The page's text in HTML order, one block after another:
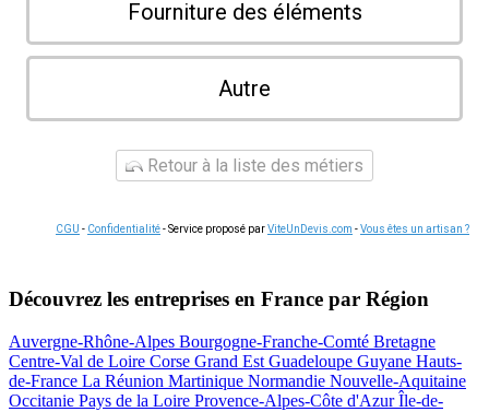
Fourniture des éléments
Autre
Retour à la liste des métiers
CGU - Confidentialité- Service proposé parViteUnDevis.com -Vous êtes un artisan ?
Découvrez les entreprises en France par Région
Auvergne-Rhône-Alpes Bourgogne-Franche-Comté Bretagne
Centre-Val de Loire Corse Grand Est Guadeloupe Guyane Hauts-
de-France La Réunion Martinique Normandie Nouvelle-Aquitaine
Occitanie Pays de la Loire Provence-Alpes-Côte d'AzurÎle-de-